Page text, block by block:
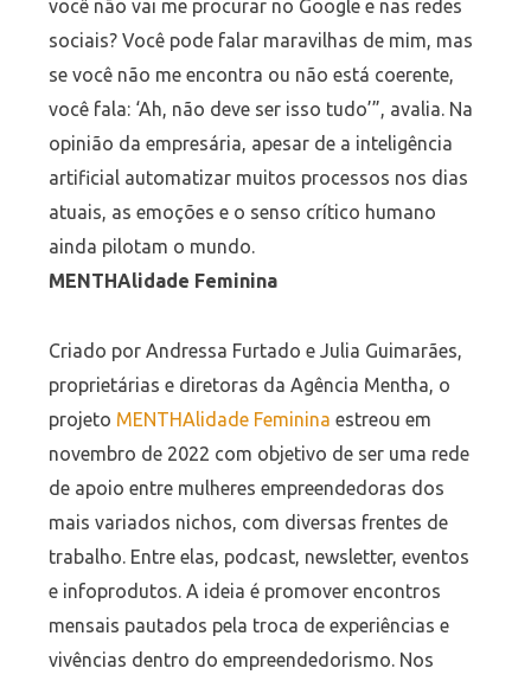
você não vai me procurar no Google e nas redes
sociais? Você pode falar maravilhas de mim, mas
se você não me encontra ou não está coerente,
você fala: ‘Ah, não deve ser isso tudo’”, avalia. Na
opinião da empresária, apesar de a inteligência
artificial automatizar muitos processos nos dias
atuais, as emoções e o senso crítico humano
ainda pilotam o mundo.
MENTHAlidade Feminina
Criado por Andressa Furtado e Julia Guimarães,
proprietárias e diretoras da Agência Mentha, o
projeto MENTHAlidade Feminina estreou em
novembro de 2022 com objetivo de ser uma rede
de apoio entre mulheres empreendedoras dos
mais variados nichos, com diversas frentes de
trabalho. Entre elas, podcast, newsletter, eventos
e infoprodutos. A ideia é promover encontros
mensais pautados pela troca de experiências e
vivências dentro do empreendedorismo. Nos